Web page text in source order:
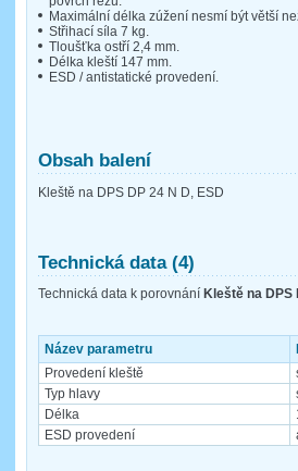
Maximální délka zúžení nesmí být větší
Střihací síla 7 kg.
Tloušťka ostří 2,4 mm.
Délka kleští 147 mm.
ESD / antistatické provedení.
Obsah balení
Kleště na DPS DP 24 N D, ESD
Technická data (4)
Technická data k porovnání Kleště na DPS
Název parametru
Provedení kleště
Typ hlavy
Délka
ESD provedení